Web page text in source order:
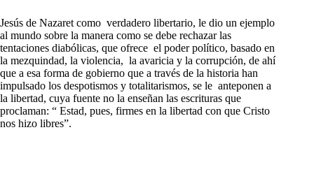
Jesús de Nazaret como verdadero libertario, le dio un ejemplo
al mundo sobre la manera como se debe rechazar las
tentaciones diabólicas, que ofrece el poder político, basado en
la mezquindad, la violencia, la avaricia y la corrupción, de ahí
que a esa forma de gobierno que a través de la historia han
impulsado los despotismos y totalitarismos, se le anteponen a
la libertad, cuya fuente no la enseñan las escrituras que
proclaman: “ Estad, pues, firmes en la libertad con que Cristo
nos hizo libres”.